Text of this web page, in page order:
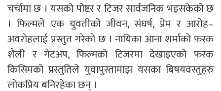
चर्चामा छ । यसको पोष्टर र टिजर सार्वजनिक भइसकेको छ
। फिल्मले एक युवतीको जीवन, संघर्ष, प्रेम र आरोह–
अवरोहलाई प्रस्तुत गरेको छ । नायिका आना शर्माको फरक
शैली र गेटअप, फिल्मको टिजरमा देखाइएको फरक
किसिमको प्रस्तुतिले युवापुस्तामाझ यसका बिषयवस्तुहरु
लोकप्रिय बनिरहेका छन् ।